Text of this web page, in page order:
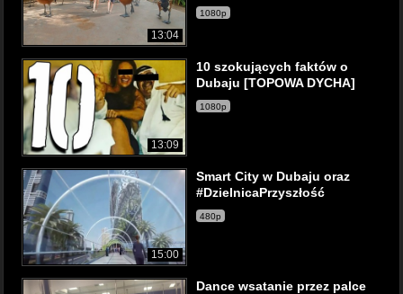
13:04
1080p
13:09
10 szokujących faktów o
Dubaju [TOPOWA DYCHA]
1080p
15:00
Smart City w Dubaju oraz
#DzielnicaPrzyszłość
480p
Dance wsatanie przez palce